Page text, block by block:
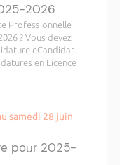
2026
Professionnelle
? Vous devez
eCandidat.
en Licence
samedi 28 juin
pour 2025-